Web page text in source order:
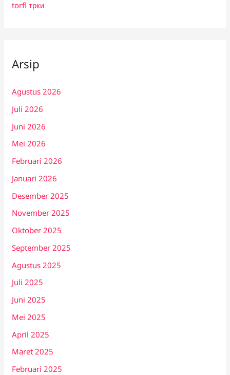
torfl трки
Arsip
Agustus 2026
Juli 2026
Juni 2026
Mei 2026
Februari 2026
Januari 2026
Desember 2025
November 2025
Oktober 2025
September 2025
Agustus 2025
Juli 2025
Juni 2025
Mei 2025
April 2025
Maret 2025
Februari 2025